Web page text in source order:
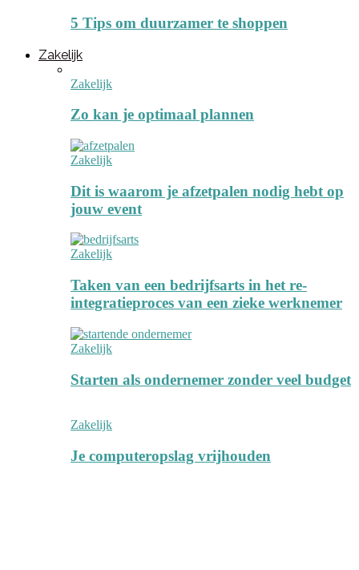
5 Tips om duurzamer te shoppen
Zakelijk
Zakelijk
Zo kan je optimaal plannen
Zakelijk
Dit is waarom je afzetpalen nodig hebt op
jouw event
Zakelijk
Taken van een bedrijfsarts in het re-
integratieproces van een zieke werknemer
Zakelijk
Starten als ondernemer zonder veel budget
Zakelijk
Je computeropslag vrijhouden